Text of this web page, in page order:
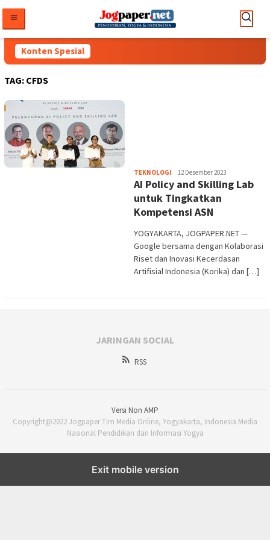
konten
Konten Spesial
TAG: CFDS
TEKNOLOGI Heri
Purwata
12 Desember 2023
AI Policy and Skilling Lab
untuk Tingkatkan
Kompetensi ASN
YOGYAKARTA, JOGPAPER.NET —
Google bersama dengan Kolaborasi
Riset dan Inovasi Kecerdasan
Artifisial Indonesia (Korika) dan […]
JARINGAN SOCIAL
RSS
Versi Non AMP
Copyright@2022 Jogpaper Tim Media Online, Yogyakarta, Indonesia Media
Nasional Pendidikan dan Informasi Yogya
Exit mobile version